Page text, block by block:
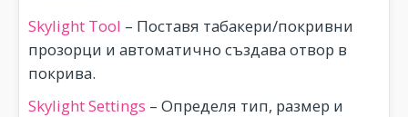
Skylight Tool – Поставя табакери/покривни
прозорци и автоматично създава отвор в
покрива.
Skylight Settings – Определя тип, размер и